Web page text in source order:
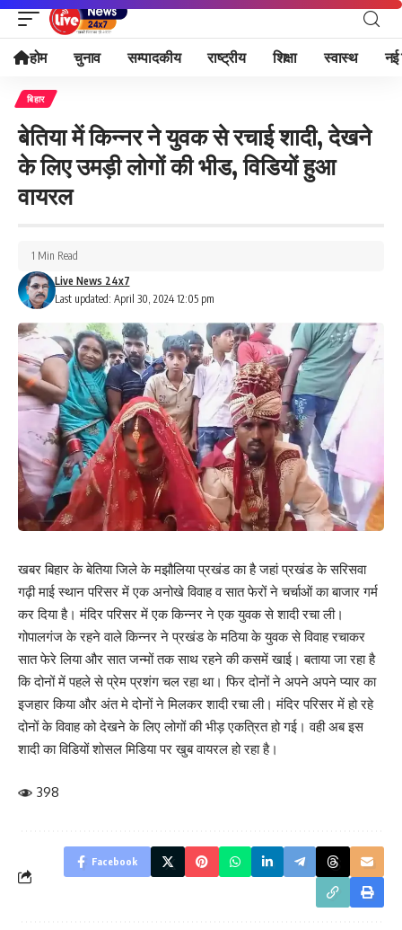
होम चुनाव सम्पादकीय राष्ट्रीय शिक्षा स्वास्थ नई
बिहार
बेतिया में किन्नर ने युवक से रचाई शादी, देखने
के लिए उमड़ी लोगों की भीड, विडियों हुआ
वायरल
Last updated: April 30, 2024 12:05 pm
Live News 24x7
1 Min Read
खबर बिहार के बेतिया जिले के मझौलिया प्रखंड का है जहां प्रखंड के सरिसवा
गढ़ी माई स्थान परिसर में एक अनोखे विवाह व सात फेरों ने चर्चाओं का बाजार गर्म
कर दिया है। मंदिर परिसर में एक किन्नर ने एक युवक से शादी रचा ली।
गोपालगंज के रहने वाले किन्नर ने प्रखंड के मठिया के युवक से विवाह रचाकर
सात फेरे लिया और सात जन्मों तक साथ रहने की कसमें खाई। बताया जा रहा है
कि दोनों में पहले से प्रेम प्रशंग चल रहा था। फिर दोनों ने अपने अपने प्यार का
इजहार किया और अंत मे दोनों ने मिलकर शादी रचा ली। मंदिर परिसर में हो रहे
दोनों के विवाह को देखने के लिए लोगों की भीड़ एकत्रित हो गई। वही अब इस
शादी का विडियों शोसल मिडिया पर खुब वायरल हो रहा है।
398
Facebook